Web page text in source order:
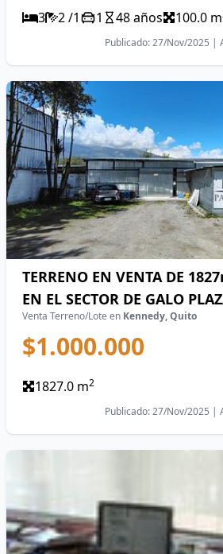
3 2 /1 1 48 años 100.0 m
Publicado: 27/Nov/2025 |
TERRENO EN VENTA DE
EN EL SECTOR DE GALO
Venta Terreno/Lote en Kennedy, Quito
$1.000.000
1827.0 m2
Publicado: 27/Nov/2025 |